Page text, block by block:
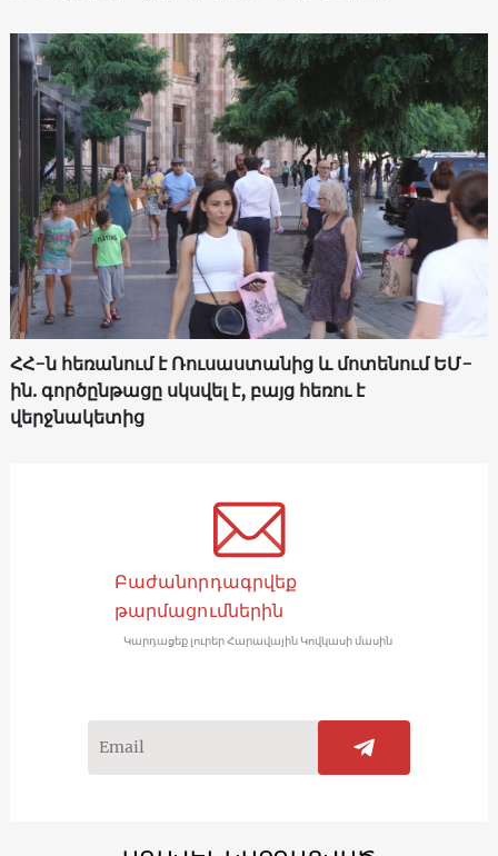
ՀՀ-ն հեռանում է Ռուսաստանից և մոտենում ԵՄ-
ին. գործընթացը սկսվել է, բայց հեռու է
վերջնակետից
Բաժանորդագրվեք
թարմացումներին
Կարդացեք լուրեր Հարավային Կովկասի մասին